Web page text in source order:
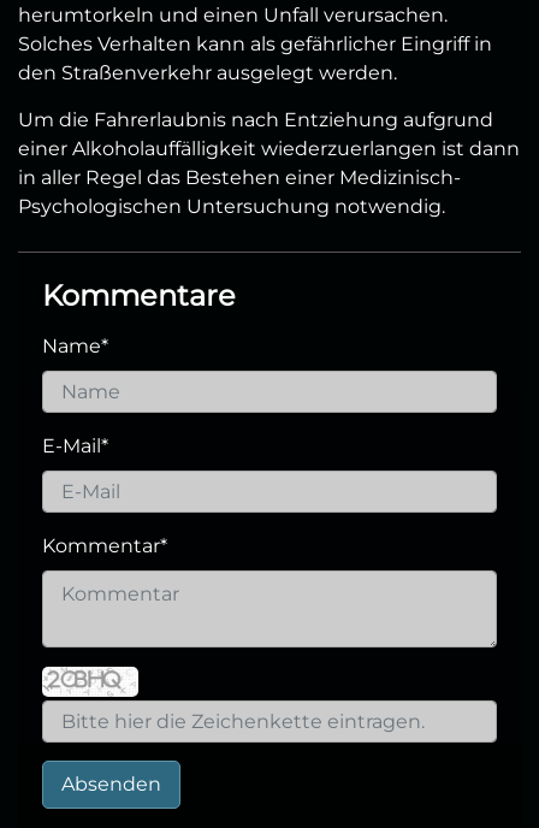
herumtorkeln und einen Unfall verursachen.
Solches Verhalten kann als gefährlicher Eingriff in
den Straßenverkehr ausgelegt werden.
Um die Fahrerlaubnis nach Entziehung aufgrund
einer Alkoholauffälligkeit wiederzuerlangen ist dann
in aller Regel das Bestehen einer Medizinisch-
Psychologischen Untersuchung notwendig.
Kommentare
Name*
E-Mail *
Kommentar*
Absenden